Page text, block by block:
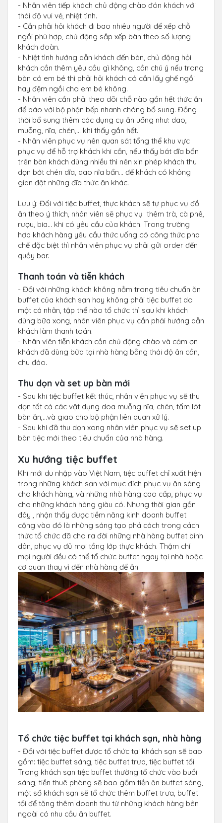
- Nhân viên tiếp khách chủ động chào đón khách với
thái độ vui vẻ, nhiệt tình.
- Cần phải hỏi khách đi bao nhiêu người để xếp chỗ
ngồi phù hợp, chủ động sắp xếp bàn theo số lượng
khách đoàn.
- Nhiệt tình hướng dẫn khách đến bàn, chủ động hỏi
khách cần thêm yêu cầu gì không, cần chú ý nếu trong
bàn có em bé thì phải hỏi khách có cần lấy ghế ngồi
hay đệm ngồi cho em bé không.
- Nhân viên cần phải theo dõi chỗ nào gần hết thức ăn
để báo với bộ phận bếp nhanh chóng bổ sung. Đồng
thời bổ sung thêm các dụng cụ ăn uống như: dao,
muỗng, nĩa, chén,… khi thấy gần hết.
- Nhân viên phục vụ nên quan sát tổng thể khu vực
phục vụ để hỗ trợ khách khi cần, nếu thấy bát đĩa bẩn
trên bàn khách dùng nhiều thì nên xin phép khách thu
dọn bớt chén dĩa, dao nĩa bẩn… để khách có không
gian đặt những đĩa thức ăn khác.
Lưu ý: Đối với tiệc buffet, thực khách sẽ tự phục vụ đồ
ăn theo ý thích, nhân viên sẽ phục vụ thêm trà, cà phê,
rượu, bia… khi có yêu cầu của khách. Trong trường
hợp khách hàng yêu cầu thức uống có công thức pha
chế đặc biệt thì nhân viên phục vụ phải gửi order đến
quầy bar.
Thanh toán và tiễn khách
- Đối với những khách không nằm trong tiêu chuẩn ăn
buffet của khách sạn hay không phải tiệc buffet do
một cá nhân, tập thể nào tổ chức thì sau khi khách
dùng bữa xong, nhân viên phục vụ cần phải hướng dẫn
khách làm thanh toán.
- Nhân viên tiễn khách cần chủ động chào và cảm ơn
khách đã dùng bữa tại nhà hàng bằng thái độ ân cần,
chu đáo.
Thu dọn và set up bàn mới
- Sau khi tiệc buffet kết thúc, nhân viên phục vụ sẽ thu
dọn tất cả các vật dụng doa muỗng nĩa, chén, tấm lót
bàn ăn,…và giao cho bộ phận liên quan xử lý.
- Sau khi đã thu dọn xong nhân viên phục vụ sẽ set up
bàn tiệc mới theo tiêu chuẩn của nhà hàng.
Xu hướng tiệc buffet
Khi mới du nhập vào Việt Nam, tiệc buffet chỉ xuất hiện
trong những khách sạn với mục đích phục vụ ăn sáng
cho khách hàng, và những nhà hàng cao cấp, phục vụ
cho những khách hàng giàu có. Nhưng thời gian gần
đây , nhận thấy được tiềm năng kinh doanh buffet
cộng vào đó là những sáng tạo phá cách trong cách
thức tổ chức đã cho ra đời những nhà hàng buffet bình
dân, phục vụ đủ mọi tầng lớp thực khách. Thậm chí
mọi người đều có thể tổ chức buffet ngay tại nhà hoặc
cơ quan thay vì đến nhà hàng để ăn.
Tổ chức tiệc buffet tại khách sạn, nhà hàng
- Đối với tiệc buffet được tổ chức tại khách sạn sẽ bao
gồm: tiệc buffet sáng, tiệc buffet trưa, tiệc buffet tối.
Trong khách sạn tiệc buffet thường tổ chức vào buổi
sáng, tiền thuê phòng sẽ bao gồm tiền ăn buffet sáng,
một số khách sạn sẽ tổ chức thêm buffet trưa, buffet
tối để tăng thêm doanh thu từ những khách hàng bên
ngoài có nhu cầu ăn buffet.